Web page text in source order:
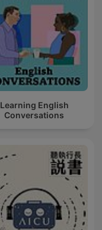
Learning English
Conversations